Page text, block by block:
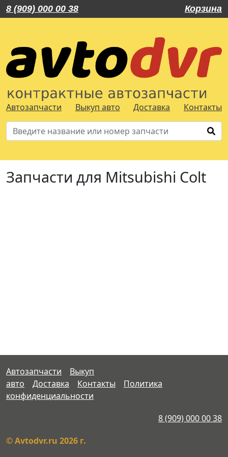
8 (909) 000 00 38 Корзина
Автозапчасти Выкуп авто Доставка Контакты
Запчасти для Mitsubishi Colt
Автозапчасти
Выкуп
авто
Доставка Контакты
Политика
конфиденциальности
8 (909) 000 00 38
© Avtodvr.ru 2026 г.